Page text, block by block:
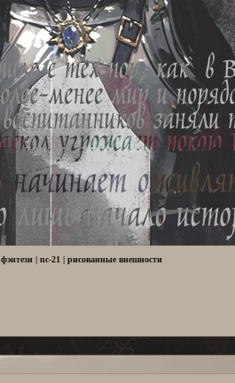
фэнтези | nc-21 | рисованные внешности